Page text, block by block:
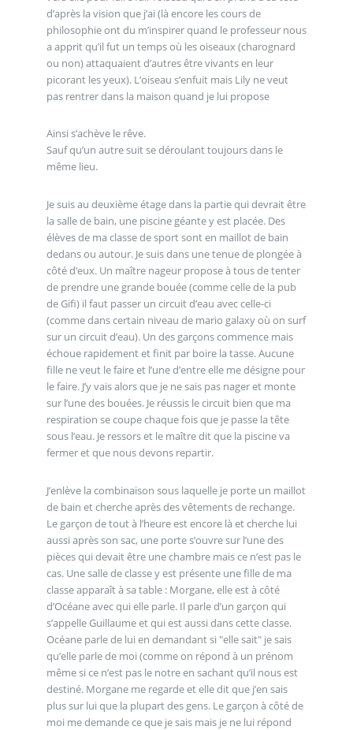
d’après la vision que j’ai (là encore les cours de
philosophie ont du m’inspirer quand le professeur nous
a apprit qu’il fut un temps où les oiseaux (charognard
ou non) attaquaient d’autres être vivants en leur
picorant les yeux). L’oiseau s’enfuit mais Lily ne veut
pas rentrer dans la maison quand je lui propose
Ainsi s’achève le rêve.
Sauf qu’un autre suit se déroulant toujours dans le
même lieu.
Je suis au deuxième étage dans la partie qui devrait être
la salle de bain, une piscine géante y est placée. Des
élèves de ma classe de sport sont en maillot de bain
dedans ou autour. Je suis dans une tenue de plongée à
côté d’eux. Un maître nageur propose à tous de tenter
de prendre une grande bouée (comme celle de la pub
de Gifi) il faut passer un circuit d’eau avec celle-ci
(comme dans certain niveau de mario galaxy où on surf
sur un circuit d’eau). Un des garçons commence mais
échoue rapidement et finit par boire la tasse. Aucune
fille ne veut le faire et l’une d’entre elle me désigne pour
le faire. J’y vais alors que je ne sais pas nager et monte
sur l’une des bouées. Je réussis le circuit bien que ma
respiration se coupe chaque fois que je passe la tête
sous l’eau. Je ressors et le maître dit que la piscine va
fermer et que nous devons repartir.
J’enlève la combinaison sous laquelle je porte un maillot
de bain et cherche après des vêtements de rechange.
Le garçon de tout à l’heure est encore là et cherche lui
aussi après son sac, une porte s’ouvre sur l’une des
pièces qui devait être une chambre mais ce n’est pas le
cas. Une salle de classe y est présente une fille de ma
classe apparaît à sa table : Morgane, elle est à côté
d’Océane avec qui elle parle. Il parle d’un garçon qui
s’appelle Guillaume et qui est aussi dans cette classe.
Océane parle de lui en demandant si "elle sait" je sais
qu’elle parle de moi (comme on répond à un prénom
même si ce n’est pas le notre en sachant qu’il nous est
destiné. Morgane me regarde et elle dit que j’en sais
plus sur lui que la plupart des gens. Le garçon à côté de
moi me demande ce que je sais mais je ne lui répond